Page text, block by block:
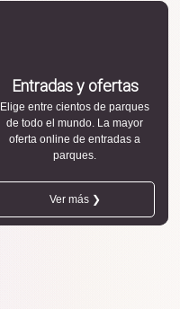
Entradas y ofertas
Elige entre cientos de parques
de todo el mundo. La mayor
oferta online de entradas a
parques.
Ver más ❯